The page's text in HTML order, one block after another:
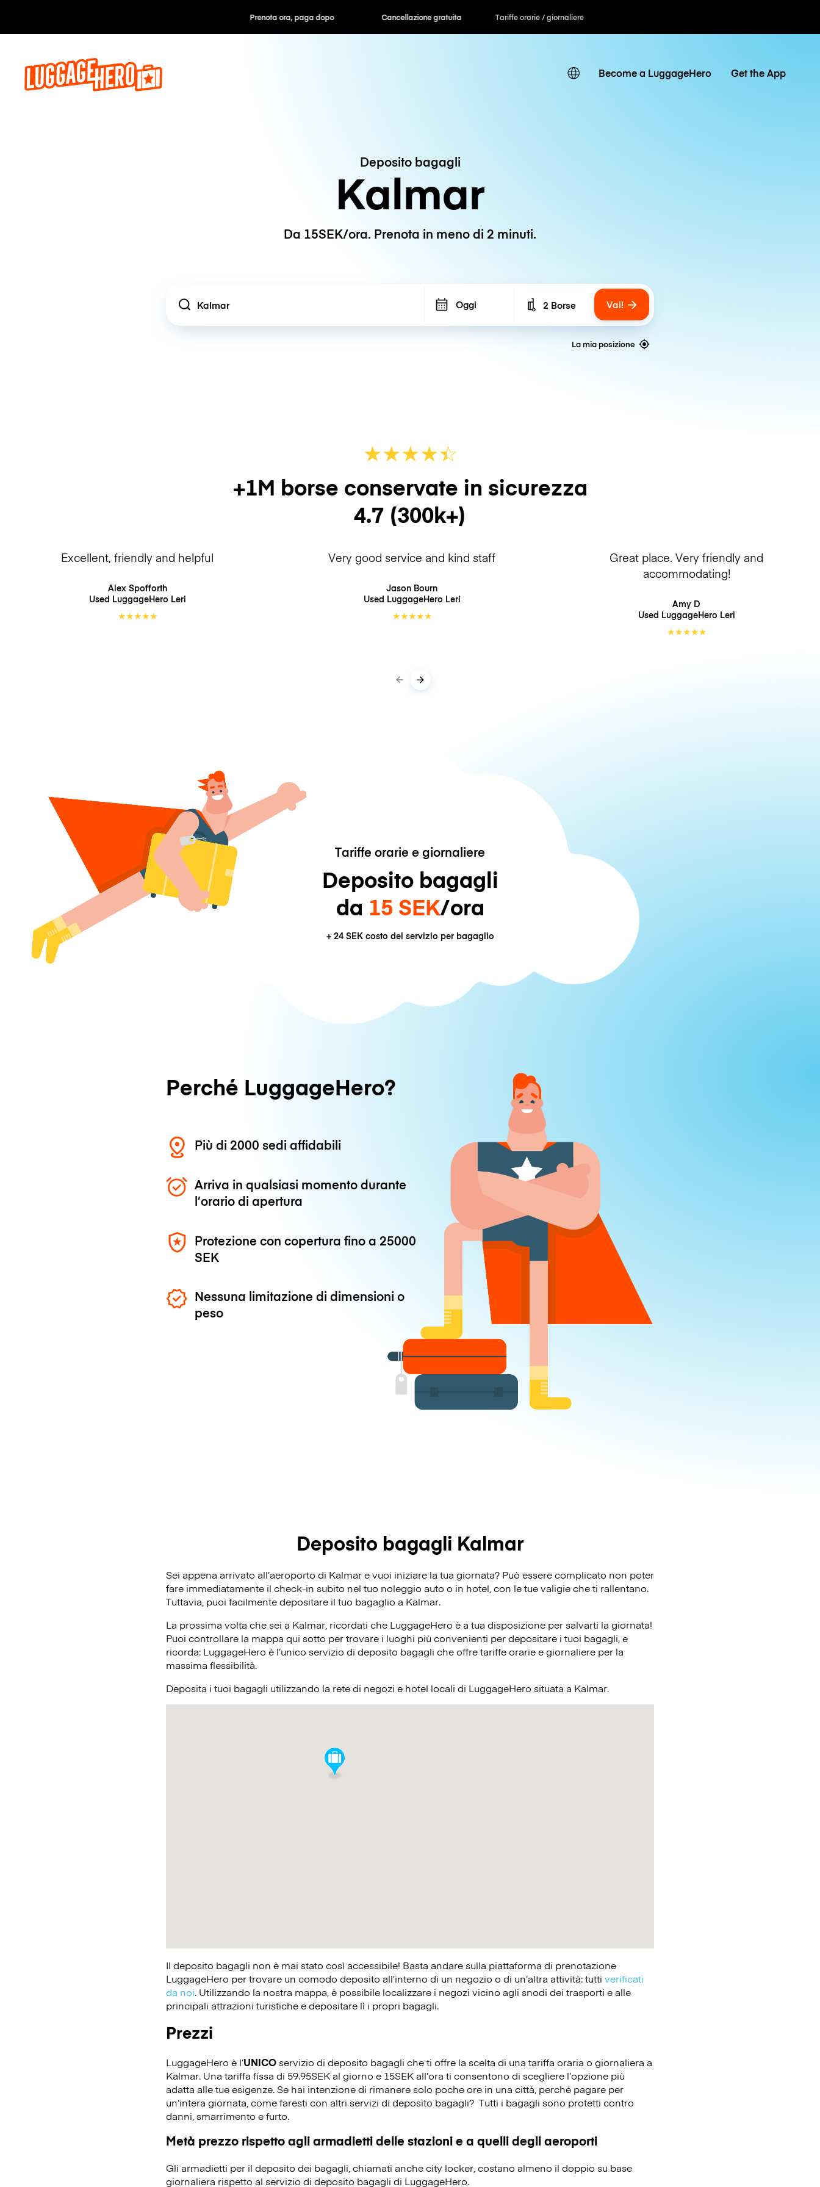
Prenota ora, paga dopo Cancellazione gratuita Tariffe orarie / giornaliere
Become a LuggageHero Get the App
Deposito bagagli
Kalmar
Da 15SEK/ora. Prenota in meno di 2 minuti.
Location Oggi Number of bags
2 Borse Vai!
La mia posizione
★★★★☆
★
+1M borse conservate in sicurezza
4.7 (300k+)
Excellent, friendly and helpful
Alex Spofforth
Used LuggageHero Leri
★★★★★
Very good service and kind staff
Jason Bourn
Used LuggageHero Leri
★★★★★
Great place. Very friendly and
accommodating!
Amy D
Used LuggageHero Leri
★★★★★
Tariffe orarie e giornaliere
Deposito bagagli
da 15 SEK/ora
+ 24 SEKcosto del servizio per bagaglio
Perché LuggageHero?
Più di 2000 sedi affidabili
Arriva in qualsiasi momento durante
l’orario di apertura
Protezione con copertura fino a 25000
SEK
Nessuna limitazione di dimensioni o
peso
Deposito bagagli Kalmar
Sei appena arrivato all’aeroporto di Kalmar e vuoi iniziare la tua giornata? Può essere complicato non poter
fare immediatamente il check-in subito nel tuo noleggio auto o in hotel, con le tue valigie che ti rallentano.
Tuttavia, puoi facilmente depositare il tuo bagaglio a Kalmar.
La prossima volta che sei a Kalmar, ricordati che LuggageHero è a tua disposizione per salvarti la giornata!
Puoi controllare la mappa qui sotto per trovare i luoghi più convenienti per depositare i tuoi bagagli, e
ricorda: LuggageHero è l’unico servizio di deposito bagagli che offre tariffe orarie e giornaliere per la
massima flessibilità.
Deposita i tuoi bagagli utilizzando la rete di negozi e hotel locali di LuggageHero situata a Kalmar.
Il deposito bagagli non è mai stato così accessibile! Basta andare sulla piattaforma di prenotazione
LuggageHero per trovare un comodo deposito all’interno di un negozio o di un’altra attività: tutti verificati
da noi. Utilizzando la nostra mappa, è possibile localizzare i negozi vicino agli snodi dei trasporti e alle
principali attrazioni turistiche e depositare lì i propri bagagli.
Prezzi
LuggageHero è l’UNICOservizio di deposito bagagli che ti offre la scelta di una tariffa oraria o giornaliera a
Kalmar. Una tariffa fissa di 59.95SEK al giorno e 15SEK all’ora ti consentono di scegliere l’opzione più
adatta alle tue esigenze. Se hai intenzione di rimanere solo poche ore in una città, perché pagare per
un’intera giornata, come faresti con altri servizi di deposito bagagli? Tutti i bagagli sono protetti contro
danni, smarrimento e furto.
Metà prezzo rispetto agli armadietti delle stazioni e a quelli degli aeroporti
Gli armadietti per il deposito dei bagagli, chiamati anche city locker, costano almeno il doppio su base
giornaliera rispetto al servizio di deposito bagagli di LuggageHero.